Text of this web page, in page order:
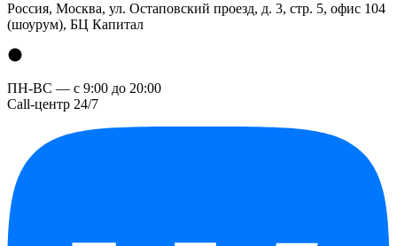
Россия, Москва, ул. Остаповский проезд, д. 3, стр. 5, офис 104
(шоурум), БЦ Капитал
ПН-ВС — с 9:00 до 20:00
Call-центр 24/7